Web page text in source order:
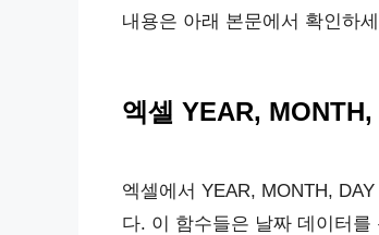
내용은 아래 본문에서 확인하
엑셀 YEAR,
엑셀에서 YEAR, MONTH,
다. 이 함수들은 날짜 데이터